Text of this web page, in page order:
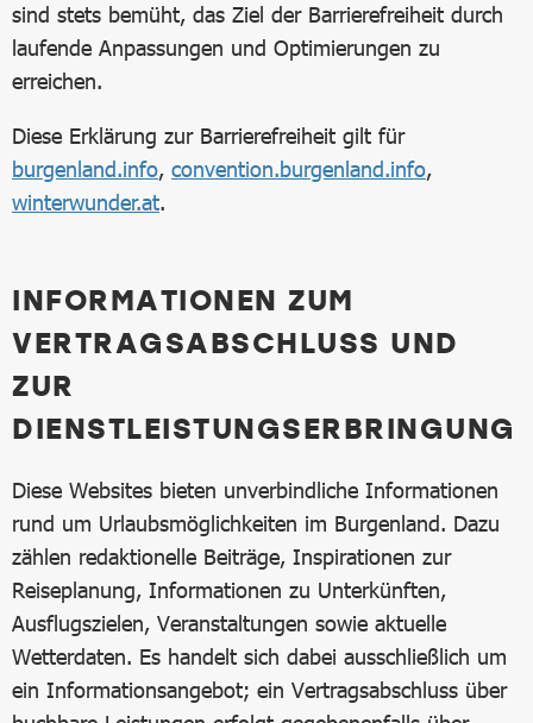
sind stets bemüht, das Ziel der Barrierefreiheit durch
laufende Anpassungen und Optimierungen zu
erreichen.
Diese Erklärung zur Barrierefreiheit gilt für
burgenland.info, convention.burgenland.info,
winterwunder.at.
INFORMATIONEN ZUM
VERTRAGSABSCHLUSS UND
ZUR
DIENSTLEISTUNGSERBRINGUNG
Diese Websites bieten unverbindliche Informationen
rund um Urlaubsmöglichkeiten im Burgenland. Dazu
zählen redaktionelle Beiträge, Inspirationen zur
Reiseplanung, Informationen zu Unterkünften,
Ausflugszielen, Veranstaltungen sowie aktuelle
Wetterdaten. Es handelt sich dabei ausschließlich um
ein Informationsangebot; ein Vertragsabschluss über